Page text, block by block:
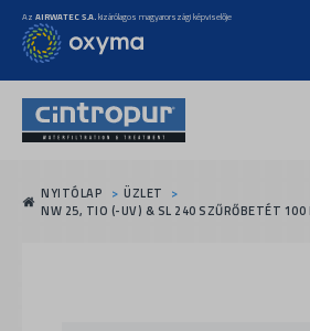
Az AIRWATEC S.A.kizárólagos magyarországi képviselője
NYITÓLAP
ÜZLET
NW 25, TIO (-UV) & SL 240 SZŰRŐBETÉT 100